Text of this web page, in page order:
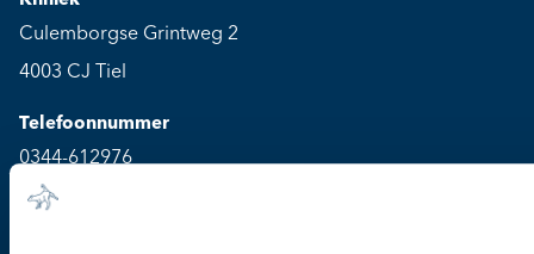
Culemborgse Grintweg 2
4003 CJ Tiel
Telefoonnummer
0344-612976
Bel ons voor een afspraak